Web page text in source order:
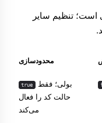
است؛ تنظیم سایر
محدودسازی
بولی؛ فقط true
حالت کد را فعال
می‌کند